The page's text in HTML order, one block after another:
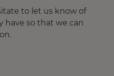
to let us know of
have so that we can